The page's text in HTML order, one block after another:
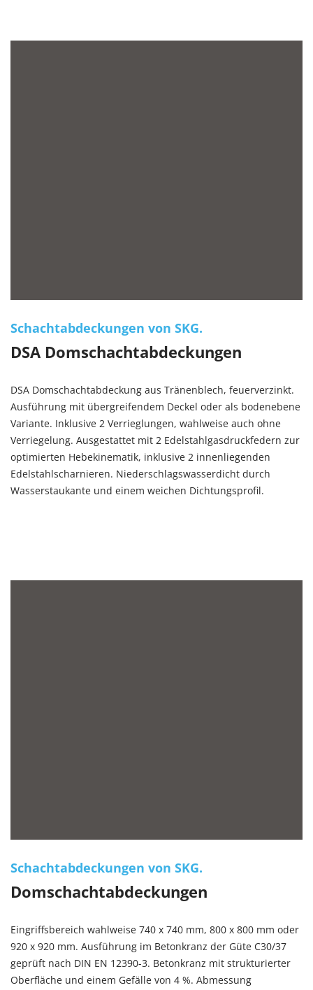
Schachtabdeckungen von SKG.
DSA Domschachtabdeckungen
DSA Domschachtabdeckung aus Tränenblech, feuerverzinkt.
Ausführung mit übergreifendem Deckel oder als bodenebene
Variante. Inklusive 2 Verrieglungen, wahlweise auch ohne
Verriegelung. Ausgestattet mit 2 Edelstahlgasdruckfedern zur
optimierten Hebekinematik, inklusive 2 innenliegenden
Edelstahlscharnieren. Niederschlagswasserdicht durch
Wasserstaukante und einem weichen Dichtungsprofil.
Schachtabdeckungen von SKG.
Domschachtabdeckungen
Eingriffsbereich wahlweise 740 x 740 mm, 800 x 800 mm oder
920 x 920 mm. Ausführung im Betonkranz der Güte C30/37
geprüft nach DIN EN 12390-3. Betonkranz mit strukturierter
Oberfläche und einem Gefälle von 4 %. Abmessung